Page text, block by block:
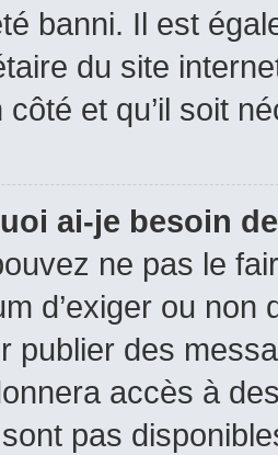
banni. Il est
du site
côté et qu’il soit
ai-je besoin
ne pas le
d’exiger ou
publier des
accès à
pas